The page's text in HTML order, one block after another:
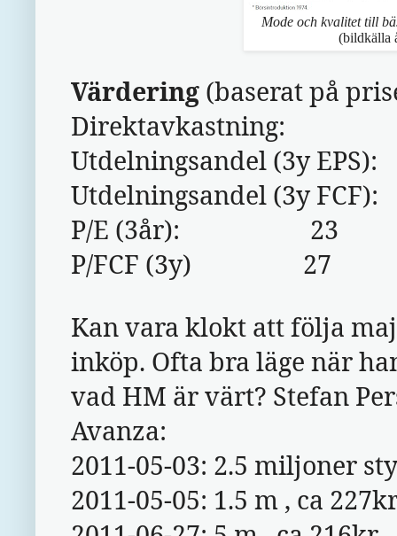
Mode och kvalitet till
(bildkälla
Värdering (baserat på
Direktavkastning:
Utdelningsandel (3y
Utdelningsandel (3y
P/E (3år): 23
P/FCF (3y) 27
Kan vara klokt att följa
inköp. Ofta bra läge när
vad HM är värt? Stefan
Avanza:
2011-05-03: 2.5 miljoner
2011-05-05: 1.5 m , ca